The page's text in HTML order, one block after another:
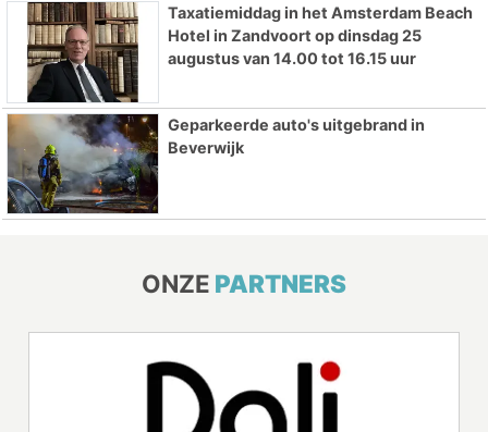
Taxatiemiddag in het Amsterdam Beach
Hotel in Zandvoort op dinsdag 25
augustus van 14.00 tot 16.15 uur
Geparkeerde auto's uitgebrand in
Beverwijk
ONZE PARTNERS